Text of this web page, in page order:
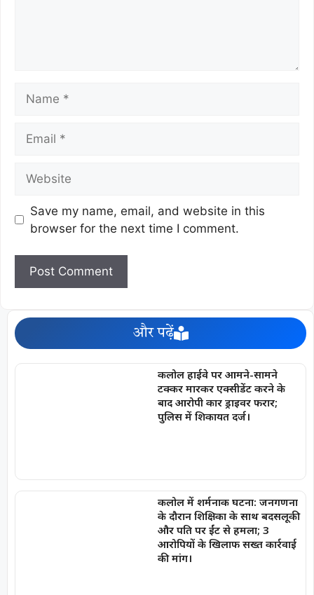
Save my name, email, and website in this
browser for the next time I comment.
और पढ़ें
कलोल हाईवे पर आमने-सामने
टक्कर मारकर एक्सीडेंट करने के
बाद आरोपी कार ड्राइवर फरार;
पुलिस में शिकायत दर्ज।
कलोल में शर्मनाक घटना: जनगणना
के दौरान शिक्षिका के साथ बदसलूकी
और पति पर ईंट से हमला; 3
आरोपियों के खिलाफ सख्त कार्रवाई
की मांग।